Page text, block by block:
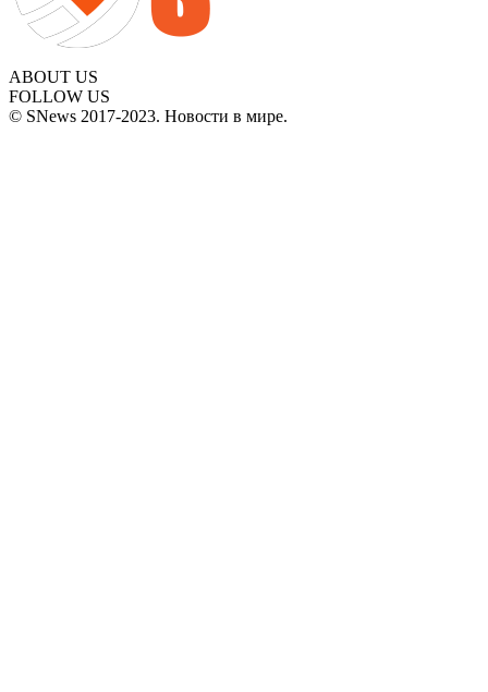
ABOUT US
FOLLOW US
© SNews 2017-2023. Новости в мире.